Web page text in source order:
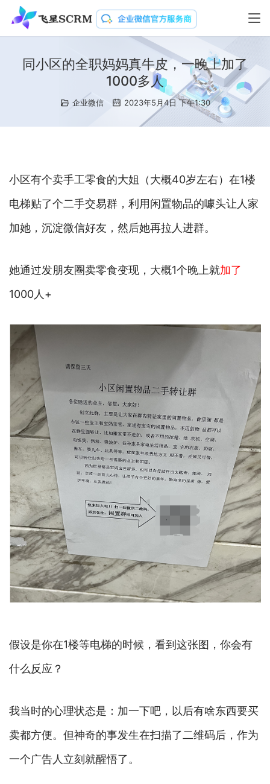
同小区的全职妈妈真牛皮，一晚上加了
1000多人
企业微信 2023年5月4日 下午1:30
小区有个卖手工零食的大姐（大概40岁左右）在1楼
电梯贴了个二手交易群，利用闲置物品的噱头让人家
加她，沉淀微信好友，然后她再拉人进群。
她通过发朋友圈卖零食变现，大概1个晚上就加了
1000人+
假设是你在1楼等电梯的时候，看到这张图，你会有
什么反应？
我当时的心理状态是：加一下吧，以后有啥东西要买
卖都方便。但神奇的事发生在扫描了二维码后，作为
一个广告人立刻就醒悟了。